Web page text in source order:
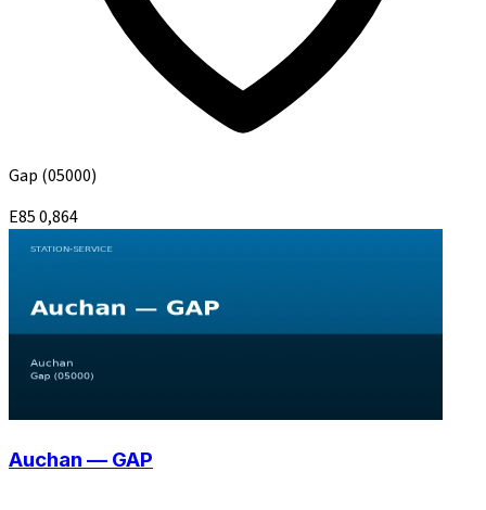
Gap (05000)
E850,864
Auchan — GAP